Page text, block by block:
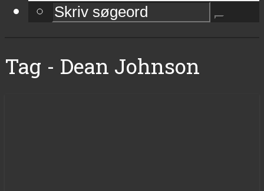
Tag - Dean Johnson